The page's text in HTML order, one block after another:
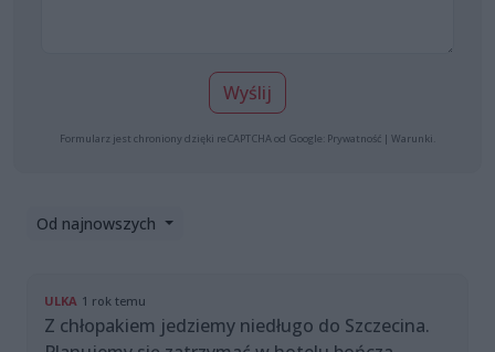
Wyślij
Formularz jest chroniony dzięki reCAPTCHA od Google: Prywatność | Warunki
Od najnowszych
ULKA 1 rok temu
Z chłopakiem jedziemy niedługo do Szczecina.